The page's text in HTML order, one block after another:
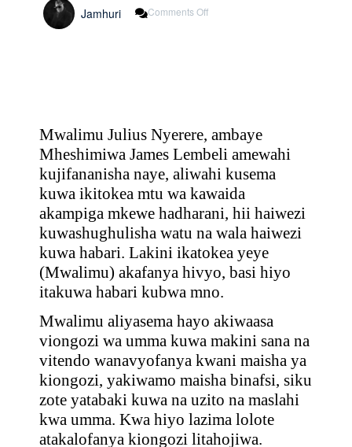
Jamhuri Comments Off
Mwalimu Julius Nyerere, ambaye
Mheshimiwa James Lembeli amewahi
kujifananisha naye, aliwahi kusema
kuwa ikitokea mtu wa kawaida
akampiga mkewe hadharani, hii haiwezi
kuwashughulisha watu na wala haiwezi
kuwa habari. Lakini ikatokea yeye
(Mwalimu) akafanya hivyo, basi hiyo
itakuwa habari kubwa mno.
Mwalimu aliyasema hayo akiwaasa
viongozi wa umma kuwa makini sana na
vitendo wanavyofanya kwani maisha ya
kiongozi, yakiwamo maisha binafsi, siku
zote yatabaki kuwa na uzito na maslahi
kwa umma. Kwa hiyo lazima lolote
atakalofanya kiongozi litahojiwa.